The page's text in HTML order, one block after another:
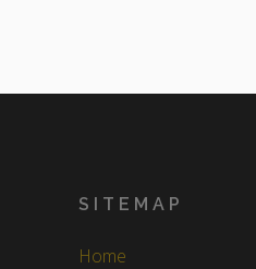
SITEMAP
Home